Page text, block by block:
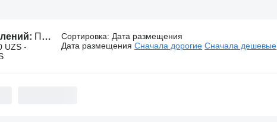
Патрубки Scania
UZS -
Сортировка: Дата размещения
Дата размещения Сначала дорогие Сначала дешевые